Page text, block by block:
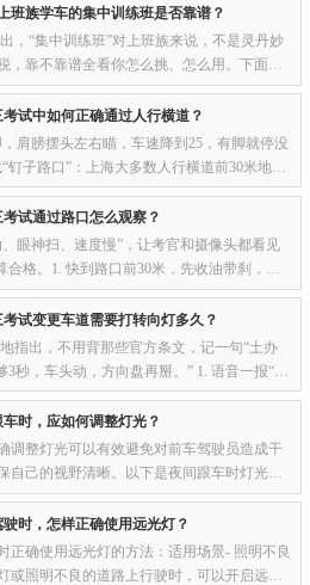
救。车身距右边边缘...
班族学车的集中训练班是否靠谱？
，“集中训练班”对上班族来说，不是灵丹妙
，靠不靠谱全看你怎么挑、怎么用。下面给
钟看完心里就有数：先摸摸自己的时间表 如
周末能空出来，那...
考试中如何正确通过人行横道？
肩膀摆头左右瞄，车速降到25，有脚就停没
钉子路口”：上海大多数人行横道前30米地上
教练叫“鱼骨”，瞄到第一块◇，右脚就离开油
速。2. 速度...
考试通过路口怎么观察？
眼神扫、速度慢”，让考官和摄像头都看见
合格。1. 快到路口前30米，先收油带刹，把
下，越低越安全。2. 视线顺序： - 正前方红
”90度（肩膀...
考试变更车道需要打转向灯多久？
地指出，不用背那些官方条文，记一句“土办
3秒，车头动，方向盘再掰。” 1. 语音一报“变
拨灯——啪嗒那声一响，心里开始默数“100
数完再瞄一眼...
车时，应如何调整灯光？
调整灯光可以有效避免对前车驾驶员造成干
自己的视野清晰。以下是夜间跟车时灯光调
使用近光灯- 基本要求：夜间跟车时，必须使
用远光灯。远光灯的强...
驶时，怎样正确使用远光灯？
正确使用远光灯的方法：适用场景- 照明不良
或照明不良的道路上行驶时，可以开启远光